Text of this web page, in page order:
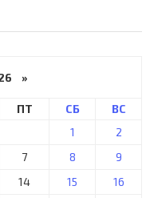
»
ПТ СБ
ВС
1
2
7 8
9
14 15
16